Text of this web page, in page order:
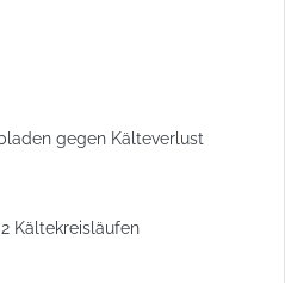
gegen Kälteverlust
Kältekreisläufen